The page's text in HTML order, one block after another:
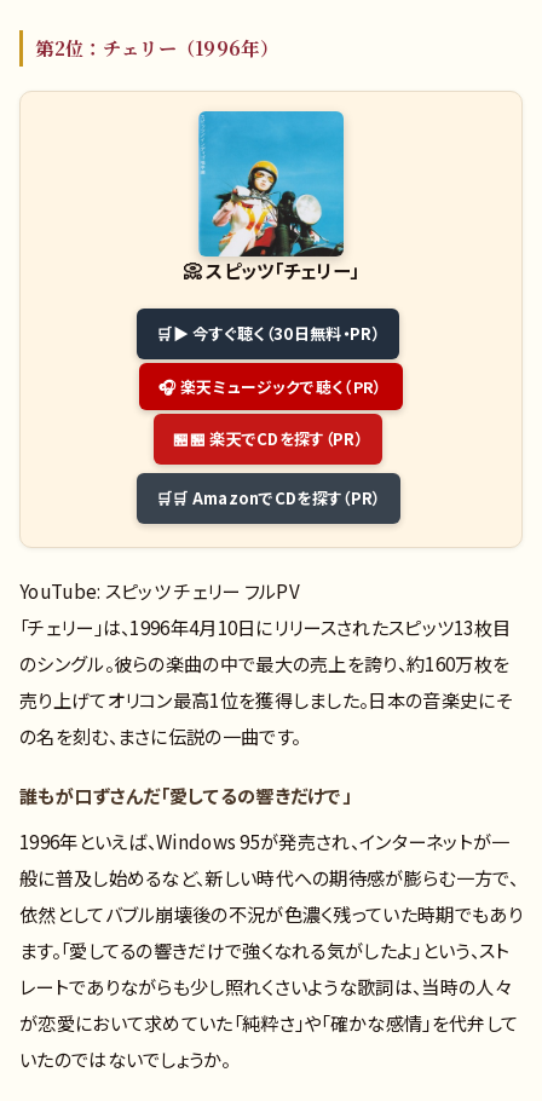
第2位：チェリー（1996年）
📀スピッツ「チェリー」
▶ 今すぐ聴く（30日無料・PR）
🎧 楽天ミュージックで聴く（PR）
🏪 楽天でCDを探す（PR）
🛒 AmazonでCDを探す（PR）
YouTube: スピッツ チェリー フルPV
「チェリー」は、1996年4月10日にリリースされたスピッツ13枚目
のシングル。彼らの楽曲の中で最大の売上を誇り、約160万枚を
売り上げてオリコン最高1位を獲得しました。日本の音楽史にそ
の名を刻む、まさに伝説の一曲です。
誰もが口ずさんだ「愛してるの響きだけで」
1996年といえば、Windows 95が発売され、インターネットが一
般に普及し始めるなど、新しい時代への期待感が膨らむ一方で、
依然としてバブル崩壊後の不況が色濃く残っていた時期でもあり
ます。「愛してるの響きだけで強くなれる気がしたよ」という、スト
レートでありながらも少し照れくさいような歌詞は、当時の人々
が恋愛において求めていた「純粋さ」や「確かな感情」を代弁して
いたのではないでしょうか。